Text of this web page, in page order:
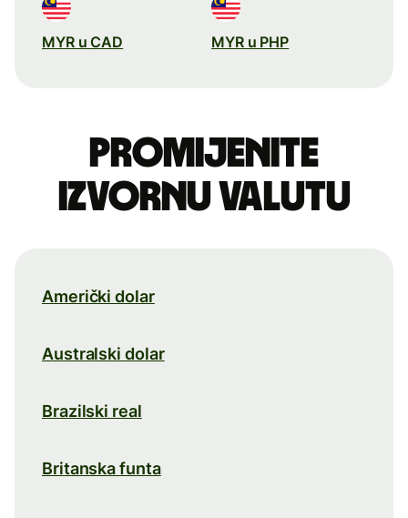
MYR u CAD MYR u PHP
Promijenite
izvornu valutu
Američki dolar
Australski dolar
Brazilski real
Britanska funta